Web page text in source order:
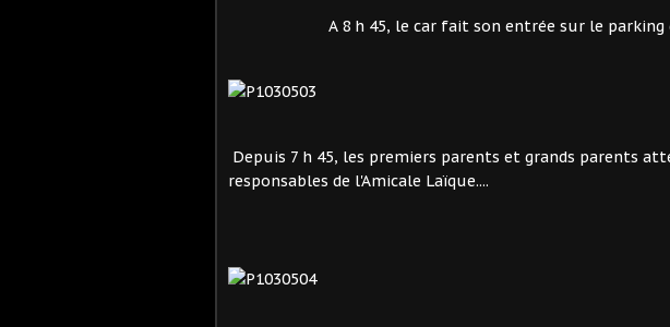
A 8 h 45, le car fait son entrée sur le parking
Depuis 7 h 45, les premiers parents et grands parents
responsables de l'Amicale Laïque....